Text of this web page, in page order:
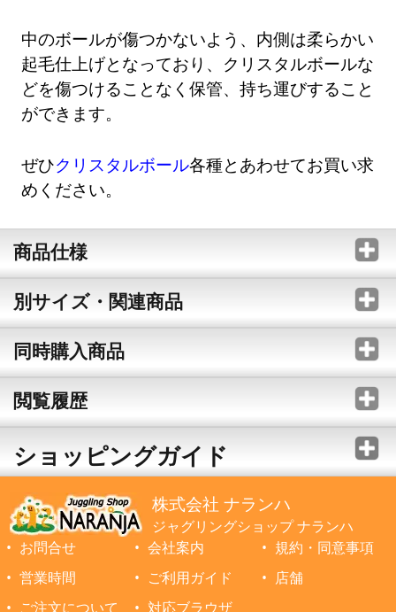
中のボールが傷つかないよう、内側は柔らかい
起毛仕上げとなっており、クリスタルボールな
どを傷つけることなく保管、持ち運びすること
ができます。
ぜひクリスタルボール各種とあわせてお買い求
めください。
商品仕様
別サイズ・関連商品
同時購入商品
閲覧履歴
ショッピングガイド
株式会社 ナランハ
ジャグリングショップ ナランハ
お問合せ
会社案内
規約・同意事項
営業時間
ご利用ガイド
店舗
ご注文について
対応ブラウザ